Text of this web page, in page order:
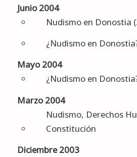
Junio 2004
Nudismo en Donostia
¿Nudismo en
Mayo 2004
¿Nudismo en
Marzo 2004
Nudismo, Derechos
Constitución
Diciembre 2003